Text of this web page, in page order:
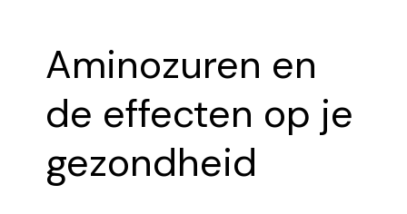
Aminozuren en
de effecten op je
gezondheid